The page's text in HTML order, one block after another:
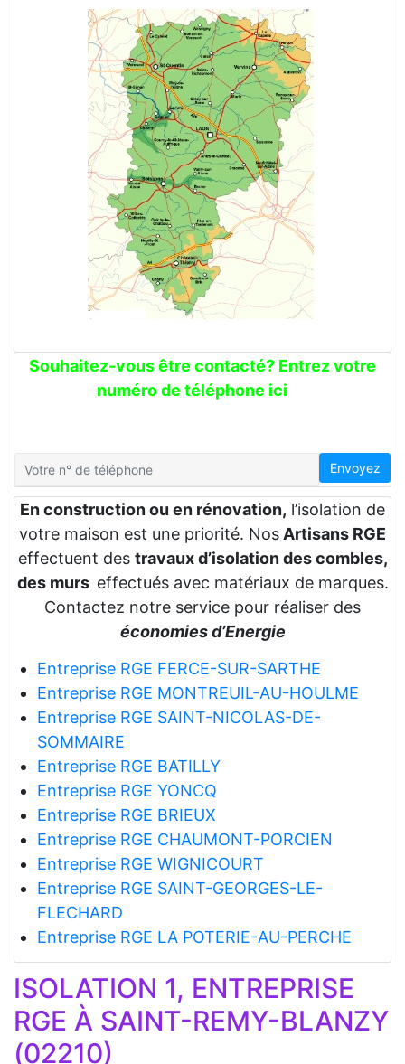
Souhaitez-vous être contacté? Entrez votre
numéro de téléphone ici
Envoyez
En construction ou en rénovation, l’isolation de
votre maison est une priorité. Nos Artisans RGE
effectuent des travaux d’isolation des combles,
des murs effectués avec matériaux de marques.
Contactez notre service pour réaliser des
économies d’Energie
Entreprise RGE FERCE-SUR-SARTHE
Entreprise RGE MONTREUIL-AU-HOULME
Entreprise RGE SAINT-NICOLAS-DE-
SOMMAIRE
Entreprise RGE BATILLY
Entreprise RGE YONCQ
Entreprise RGE BRIEUX
Entreprise RGE CHAUMONT-PORCIEN
Entreprise RGE WIGNICOURT
Entreprise RGE SAINT-GEORGES-LE-
FLECHARD
Entreprise RGE LA POTERIE-AU-PERCHE
ISOLATION 1, ENTREPRISE
RGE À SAINT-REMY-BLANZY
(02210)